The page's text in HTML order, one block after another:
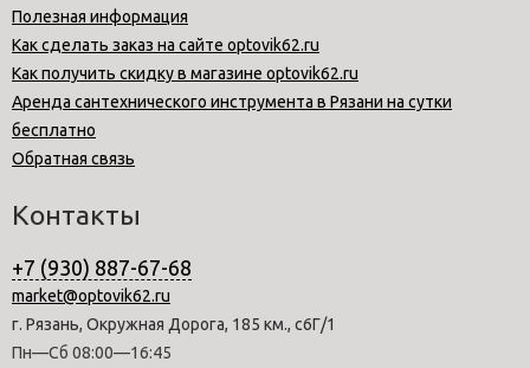
Полезная информация
Как сделать заказ на сайте optovik62.ru
Как получить скидку в магазине optovik62.ru
Аренда сантехнического инструмента в Рязани на сутки
бесплатно
Обратная связь
Контакты
+7 (930) 887-67-68
market@optovik62.ru
г. Рязань, Окружная Дорога, 185 км., с6Г/1
Пн—Сб 08:00—16:45